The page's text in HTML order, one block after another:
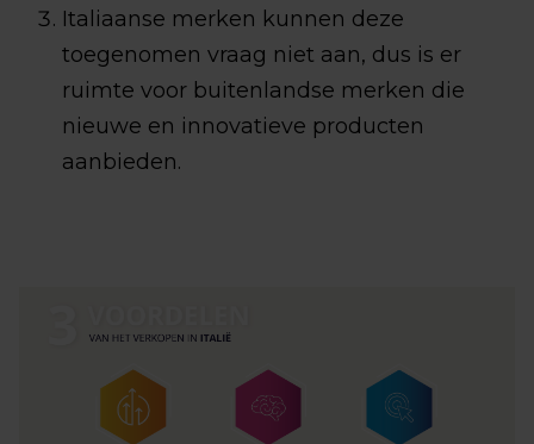
Italiaanse merken kunnen deze
toegenomen vraag niet aan, dus is er
ruimte voor buitenlandse merken die
nieuwe en innovatieve producten
aanbieden.